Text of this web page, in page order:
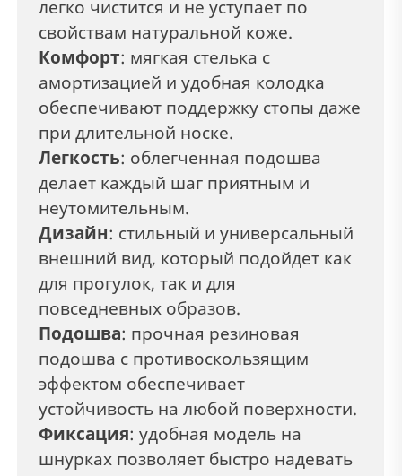
легко чистится и не уступает по
свойствам натуральной коже.
Комфорт: мягкая стелька с
амортизацией и удобная колодка
обеспечивают поддержку стопы даже
при длительной носке.
Легкость: облегченная подошва
делает каждый шаг приятным и
неутомительным.
Дизайн: стильный и универсальный
внешний вид, который подойдет как
для прогулок, так и для
повседневных образов.
Подошва: прочная резиновая
подошва с противоскользящим
эффектом обеспечивает
устойчивость на любой поверхности.
Фиксация: удобная модель на
шнурках позволяет быстро надевать